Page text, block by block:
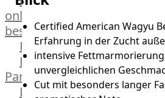
online
bestellen
Karriere
Kochschul-
Partner
Depot-
Certified American Wagyu
Erfahrung in der Zucht
intensive
unvergleichlichen
Cut mit besonders langer